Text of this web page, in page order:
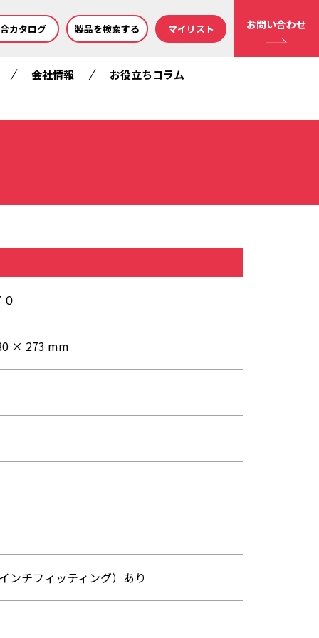
カタログ 製品を検索する マイリスト お問い合わせ
会社情報 お役立ちコラム
× 273 mm
ンチフィッティング）あり